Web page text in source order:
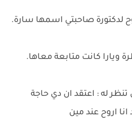
لدكتورة صاحبتي اسمها سارة.
ويارا كانت متابعة معاها.
له : اعتقد ان دي حاجة
انا اروح عند مين